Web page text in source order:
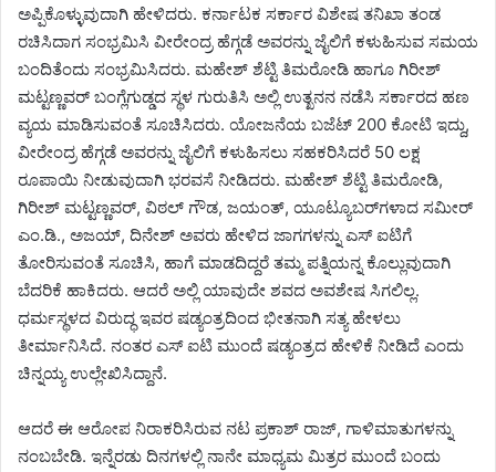
ಅಪ್ಪಿಕೊಳ್ಳುವುದಾಗಿ ಹೇಳಿದರು. ಕರ್ನಾಟಕ ಸರ್ಕಾರ ವಿಶೇಷ ತನಿಖಾ ತಂಡ
ರಚಿಸಿದಾಗ ಸಂಭ್ರಮಿಸಿ ವೀರೇಂದ್ರ ಹೆಗ್ಗಡೆ ಅವರನ್ನು ಜೈಲಿಗೆ ಕಳುಹಿಸುವ ಸಮಯ
ಬಂದಿತೆಂದು ಸಂಭ್ರಮಿಸಿದರು. ಮಹೇಶ್ ಶೆಟ್ಟಿ ತಿಮರೋಡಿ ಹಾಗೂ ಗಿರೀಶ್
ಮಟ್ಟಣ್ಣವರ್ ಬಂಗ್ಲೆಗುಡ್ಡದ ಸ್ಥಳ ಗುರುತಿಸಿ ಅಲ್ಲಿ ಉತ್ಖನನ ನಡೆಸಿ ಸರ್ಕಾರದ ಹಣ
ವ್ಯಯ ಮಾಡಿಸುವಂತೆ ಸೂಚಿಸಿದರು. ಯೋಜನೆಯ ಬಜೆಟ್ 200 ಕೋಟಿ ಇದ್ದು,
ವೀರೇಂದ್ರ ಹೆಗ್ಗಡೆ ಅವರನ್ನು ಜೈಲಿಗೆ ಕಳುಹಿಸಲು ಸಹಕರಿಸಿದರೆ 50 ಲಕ್ಷ
ರೂಪಾಯಿ ನೀಡುವುದಾಗಿ ಭರವಸೆ ನೀಡಿದರು. ಮಹೇಶ್ ಶೆಟ್ಟಿ ತಿಮರೋಡಿ,
ಗಿರೀಶ್ ಮಟ್ಟಣ್ಣವರ್, ವಿಠಲ್ ಗೌಡ, ಜಯಂತ್, ಯೂಟ್ಯೂಬರ್‌ಗಳಾದ ಸಮೀರ್
ಎಂ.ಡಿ., ಅಜಯ್, ದಿನೇಶ್ ಅವರು ಹೇಳಿದ ಜಾಗಗಳನ್ನು ಎಸ್ ಐಟಿಗೆ
ತೋರಿಸುವಂತೆ ಸೂಚಿಸಿ, ಹಾಗೆ ಮಾಡದಿದ್ದರೆ ತಮ್ಮ ಪತ್ನಿಯನ್ನ ಕೊಲ್ಲುವುದಾಗಿ
ಬೆದರಿಕೆ ಹಾಕಿದರು. ಆದರೆ ಅಲ್ಲಿ ಯಾವುದೇ ಶವದ ಅವಶೇಷ ಸಿಗಲಿಲ್ಲ.
ಧರ್ಮಸ್ಥಳದ ವಿರುದ್ಧ ಇವರ ಷಡ್ಯಂತ್ರದಿಂದ ಭೀತನಾಗಿ ಸತ್ಯ ಹೇಳಲು
ತೀರ್ಮಾನಿಸಿದೆ. ನಂತರ ಎಸ್ ಐಟಿ ಮುಂದೆ ಷಡ್ಯಂತ್ರದ ಹೇಳಿಕೆ ನೀಡಿದೆ ಎಂದು
ಚಿನ್ನಯ್ಯ ಉಲ್ಲೇಖಿಸಿದ್ದಾನೆ.
ಆದರೆ ಈ ಆರೋಪ ನಿರಾಕರಿಸಿರುವ ನಟ ಪ್ರಕಾಶ್ ರಾಜ್, ಗಾಳಿಮಾತುಗಳನ್ನು
ನಂಬಬೇಡಿ. ಇನ್ನೆರಡು ದಿನಗಳಲ್ಲಿ ನಾನೇ ಮಾಧ್ಯಮ ಮಿತ್ರರ ಮುಂದೆ ಬಂದು